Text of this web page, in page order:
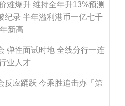
难爆升 维持全年升13%预测
纪录 半年溢利港币一亿七千
新高
弹性面试时地 全线分行一连
业人才
反应踊跃 今乘胜追击办「第